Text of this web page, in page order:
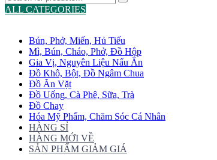
ALL CATEGORIES
Bún, Phở, Miến, Hủ Tiếu
Mì, Bún, Cháo, Phở, Đồ Hộp
Gia Vị, Nguyên Liệu Nấu Ăn
Đồ Khô, Bột, Đồ Ngâm Chua
Đồ Ăn Vặt
Đồ Uống, Cà Phê, Sữa, Trà
Đồ Chay
Hóa Mỹ Phẩm, Chăm Sóc Cá Nhân
HÀNG SỈ
HÀNG MỚI VỀ
SẢN PHẨM GIẢM GIÁ